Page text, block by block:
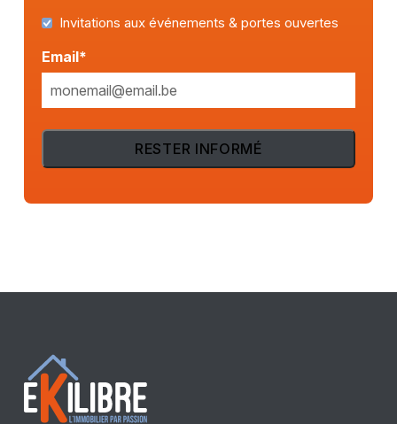
Invitations aux événements & portes ouvertes
Email*